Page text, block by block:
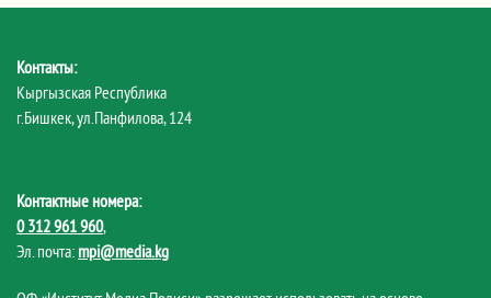
Контакты:
Кыргызская Республика
г.Бишкек, ул.Панфилова, 124
Контактные номера:
0 312 961 960,
Эл. почта: mpi@media.kg